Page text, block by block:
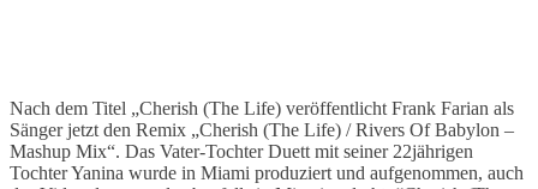
Nach dem Titel „Cherish (The Life) veröffentlicht Frank Farian als
Sänger jetzt den Remix „Cherish (The Life) / Rivers Of Babylon –
Mashup Mix“. Das Vater-Tochter Duett mit seiner 22jährigen
Tochter Yanina wurde in Miami produziert und aufgenommen, auch